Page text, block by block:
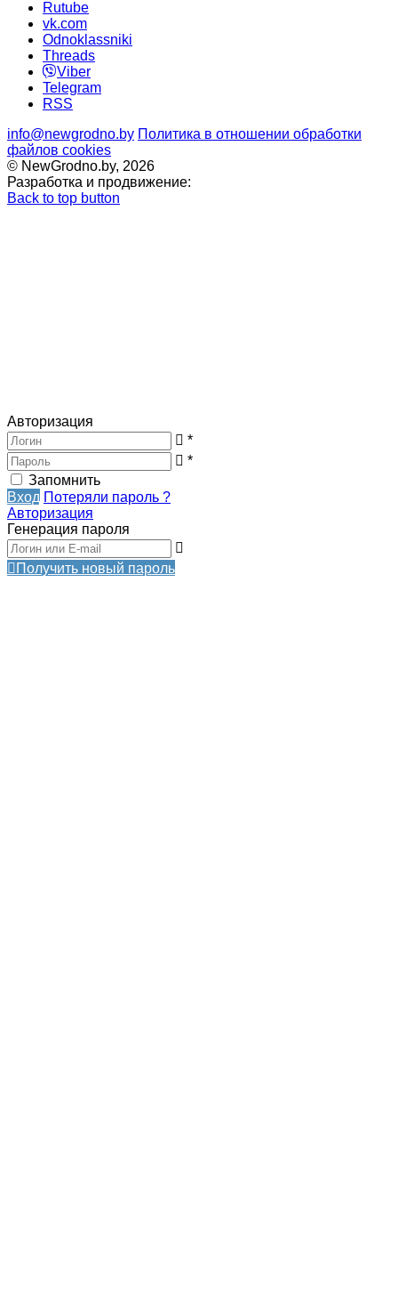
Rutube
vk.com
Odnoklassniki
Threads
Viber
Telegram
RSS
info@newgrodno.by Политика в отношении обработки
файлов cookies
© NewGrodno.by, 2026
Разработка и продвижение:
Back to top button
Авторизация
*
*
Запомнить
Вход Потеряли пароль ?
Авторизация
Генерация пароля
Получить новый пароль